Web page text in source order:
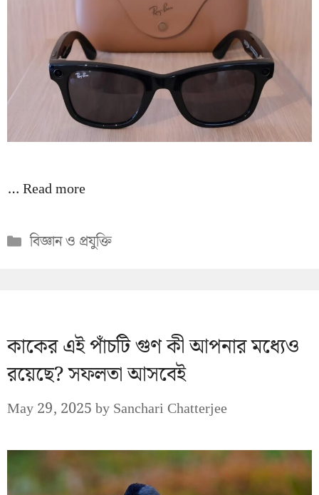
…Read more
Categories
বিজ্ঞান ও প্রযুক্তি
কাকের এই পাঁচটি গুণ কী আপনার মধ্যেও
রয়েছে? সফলতা আসবেই
May 29, 2025bySanchari Chatterjee